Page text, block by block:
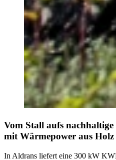
Vom Stall aufs
mit Wärmepower aus Holz
In Aldrans liefert eine 300 kW